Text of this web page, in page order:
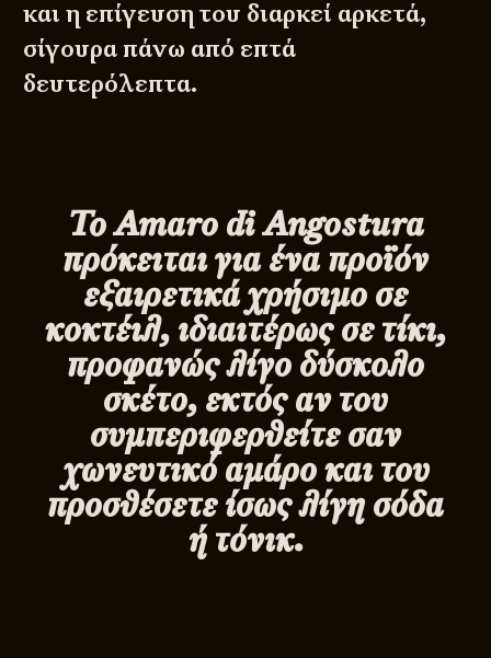
και η επίγευση του διαρκεί αρκετά,
σίγουρα πάνω από επτά
δευτερόλεπτα.
ΤοAmaro diAngostura
πρόκειται για ένα προϊόν
εξαιρετικά χρήσιμο σε
κοκτέιλ, ιδιαιτέρως σε τίκι,
προφανώς λίγο δύσκολο
σκέτο, εκτός αν του
συμπεριφερθείτε σαν
χωνευτικό αμάρο και του
προσθέσετε ίσως λίγη σόδα
ή τόνικ.